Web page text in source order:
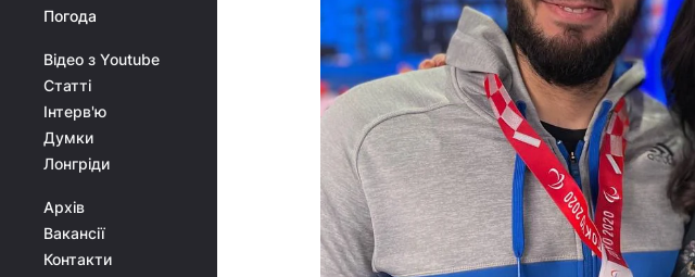
Погода
Відео з Youtube
Статті
Інтерв'ю
Думки
Лонгріди
Архів
Вакансії
Контакти